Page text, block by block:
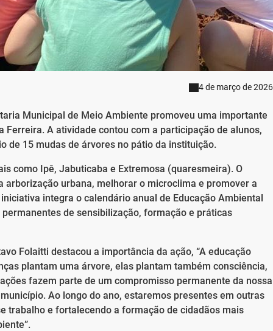
4 de março de 2026
Municipal de Meio Ambiente promoveu uma importante
Ferreira. A atividade contou com a participação de alunos,
de 15 mudas de árvores no pátio da instituição.
como Ipê, Jabuticaba e Extremosa (quaresmeira). O
urbana, melhorar o microclima e promover a
integra o calendário anual de Educação Ambiental
de sensibilização, formação e práticas
Folaitti destacou a importância da ação, “A educação
plantam uma árvore, elas plantam também consciência,
fazem parte de um compromisso permanente da nossa
Ao longo do ano, estaremos presentes em outras
trabalho e fortalecendo a formação de cidadãos mais